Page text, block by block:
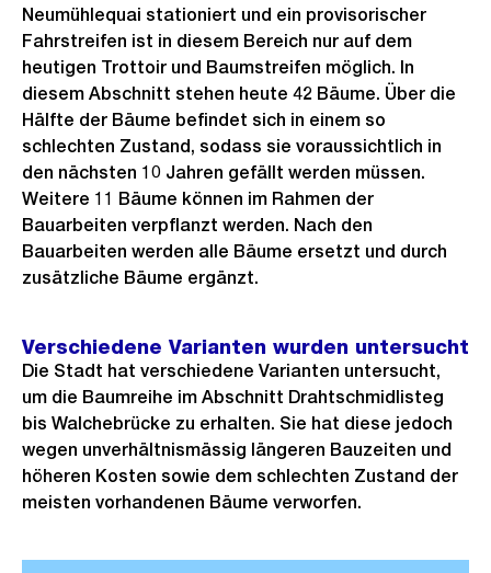
Neumühlequai stationiert und ein provisorischer
Fahrstreifen ist in diesem Bereich nur auf dem
heutigen Trottoir und Baumstreifen möglich. In
diesem Abschnitt stehen heute 42 Bäume. Über die
Hälfte der Bäume befindet sich in einem so
schlechten Zustand, sodass sie voraussichtlich in
den nächsten 10 Jahren gefällt werden müssen.
Weitere 11 Bäume können im Rahmen der
Bauarbeiten verpflanzt werden. Nach den
Bauarbeiten werden alle Bäume ersetzt und durch
zusätzliche Bäume ergänzt.
Verschiedene Varianten wurden untersucht
Die Stadt hat verschiedene Varianten untersucht,
um die Baumreihe im Abschnitt Drahtschmidlisteg
bis Walchebrücke zu erhalten. Sie hat diese jedoch
wegen unverhältnismässig längeren Bauzeiten und
höheren Kosten sowie dem schlechten Zustand der
meisten vorhandenen Bäume verworfen.